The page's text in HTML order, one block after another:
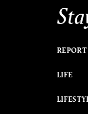
REPORT
LIFE